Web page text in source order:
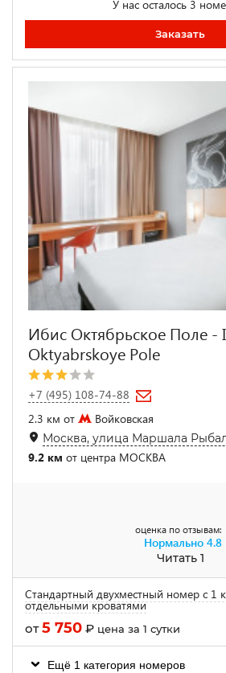
У нас осталось 3
Заказать
Ибис Октябрьское Поле -
Oktyabrskoye Pole
+7 (495) 108-74-88
2.3 км от
Войковская
Москва, улица Маршала
9.2 км от центра МОСКВА
оценка по отзывам:
Нормально 4.8
Читать 1
Стандартный двухместный номер с 1
отдельными кроватями
от5 750 ₽ цена за 1 сутки
Ещё 1 категория номеров